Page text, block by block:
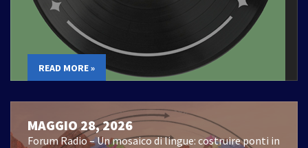
READ MORE »
MAGGIO 28, 2026
Forum Radio – Un mosaico di lingue: costruire ponti in